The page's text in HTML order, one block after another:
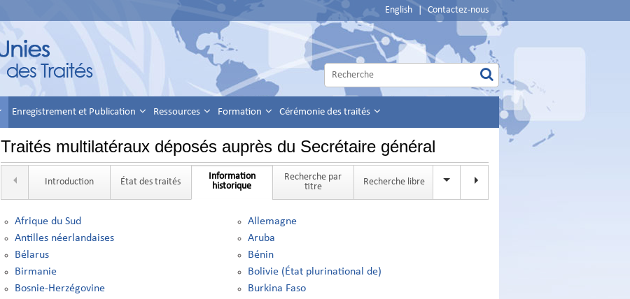
English | Contactez-nous
Enregistrement et Publication Ressources Formation Cérémonie des traités
Traités multilatéraux déposés auprès du Secrétaire général
Introduction État des traités
Information
historique
Recherche par
titre
Recherche libre
Recherche par
participant
Afrique du Sud
Allemagne
Antilles néerlandaises
Aruba
Bélarus
Bénin
Birmanie
Bolivie (État plurinational de)
Bosnie-Herzégovine
Burkina Faso